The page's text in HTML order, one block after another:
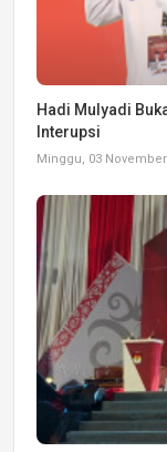
Hadi Mulyadi
Interupsi
Minggu, 03